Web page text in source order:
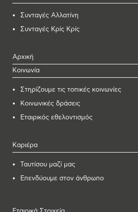
Συνταγές Αλλατίνη
Συνταγές Κρίς Κρίς
Αρχική
Κοινωνία
Στηρίζουμε τις τοπικές κοινωνίες
Κοινωνικές δράσεις
Εταιρικός εθελοντισμός
Καριέρα
Ταυτίσου μαζί μας
Επενδύουμε στον άνθρωπο